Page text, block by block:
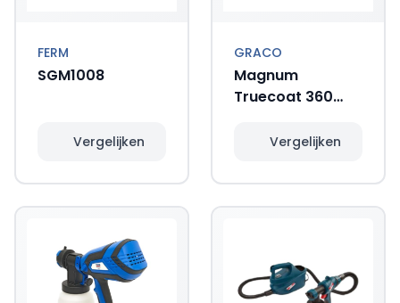
FERM
SGM1008
Vergelijken
GRACO
Magnum
Truecoat 360
Vergelijken